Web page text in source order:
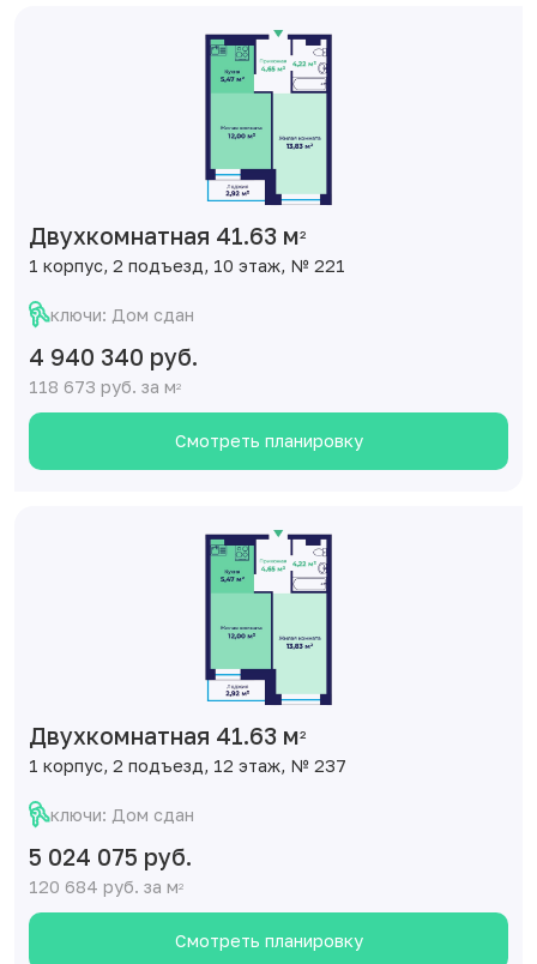
Двухкомнатная 41.63 м2
1 корпус, 2 подъезд, 10 этаж, № 221
ключи: Дом сдан
4 940 340 руб.
118 673 руб. за м2
Смотреть планировку
Двухкомнатная 41.63 м2
1 корпус, 2 подъезд, 12 этаж, № 237
ключи: Дом сдан
5 024 075 руб.
120 684 руб. за м2
Смотреть планировку